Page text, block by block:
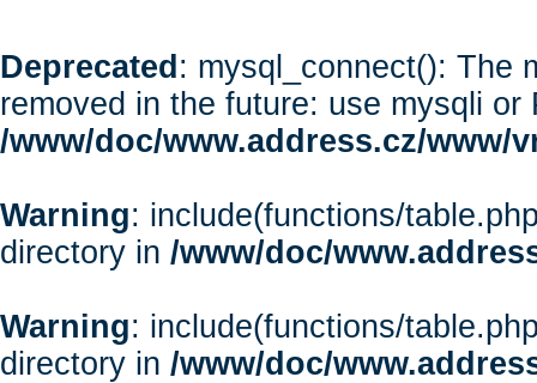
Deprecated : mysql_connect(): The
removed in the future: use mysqli or
/www/doc/www.address.cz/www/
Warning: include(functions/
directory in /www/doc/
Warning: include(functions/
directory in /www/doc/